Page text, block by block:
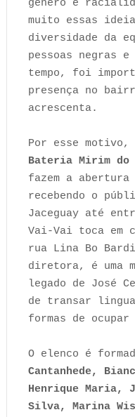
gênero e
muito essas
diversidade da
pessoas negras e
tempo, foi
presença no
acrescenta.
Por esse motivo,
Bateria Mirim do
fazem a abertura
recebendo o
Jaceguay até
Vai-Vai toca em
rua Lina Bo
diretora, é uma
legado de José
de transar
formas de ocupar
O elenco é
Cantanhede,
Henrique Maria,
Silva, Marina